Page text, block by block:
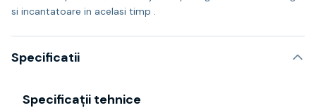
si incantatoare in acelasi timp .
Specificatii
Specificații tehnice